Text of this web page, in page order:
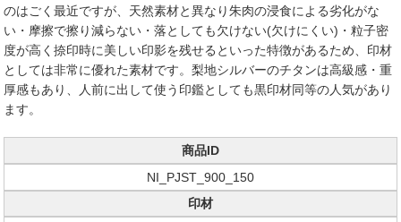
のはごく最近ですが、天然素材と異なり朱肉の浸食による劣化がな
い・摩擦で擦り減らない・落としても欠けない(欠けにくい)・粒子密
度が高く捺印時に美しい印影を残せるといった特徴があるため、印材
としては非常に優れた素材です。梨地シルバーのチタンは高級感・重
厚感もあり、人前に出して使う印鑑としても黒印材同等の人気があり
ます。
商品ID
NI_PJST_900_150
印材